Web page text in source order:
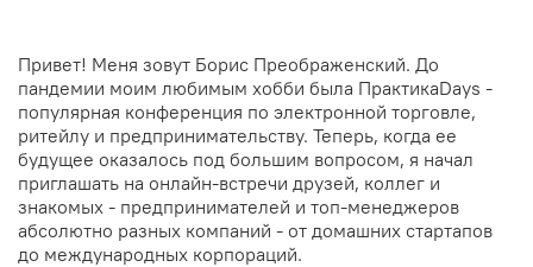
Привет! Меня зовут Борис Преображенский. До
пандемии моим любимым хобби была ПрактикаDays -
популярная конференция по электронной торговле,
ритейлу и предпринимательству. Теперь, когда ее
будущее оказалось под большим вопросом, я начал
приглашать на онлайн-встречи друзей, коллег и
знакомых - предпринимателей и топ-менеджеров
абсолютно разных компаний - от домашних стартапов
до международных корпораций.